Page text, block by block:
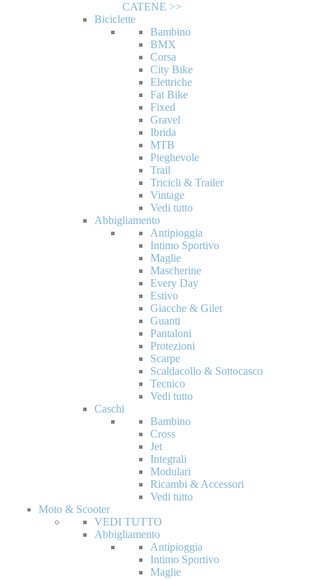
CATENE >>
Biciclette
Bambino
BMX
Corsa
City Bike
Elettriche
Fat Bike
Fixed
Gravel
Ibrida
MTB
Pieghevole
Trail
Tricicli & Trailer
Vintage
Vedi tutto
Abbigliamento
Antipioggia
Intimo Sportivo
Maglie
Mascherine
Every Day
Estivo
Giacche & Gilet
Guanti
Pantaloni
Protezioni
Scarpe
Scaldacollo & Sottocasco
Tecnico
Vedi tutto
Caschi
Bambino
Cross
Jet
Integrali
Modulari
Ricambi & Accessori
Vedi tutto
Moto & Scooter
VEDI TUTTO
Abbigliamento
Antipioggia
Intimo Sportivo
Maglie